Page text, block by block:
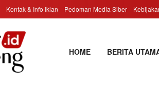
Kontak & Info Iklan Pedoman Media Siber
HOME BERITA